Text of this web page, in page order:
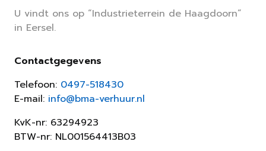
U vindt ons op “Industrieterrein de Haagdoorn”
in Eersel.
Contactgegevens
Telefoon: 0497-518430
E-mail: info@bma-verhuur.nl
KvK-nr: 63294923
BTW-nr: NL001564413B03